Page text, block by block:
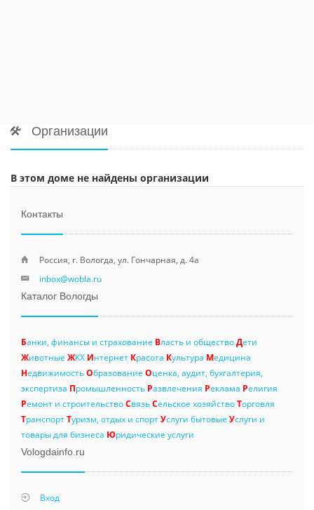
Организации
В этом доме не найдены организации
Контакты
Россия, г. Вологда, ул. Гончарная, д. 4а
inbox@wobla.ru
Каталог Вологды
Банки, финансы и страхование Власть и обществоДети
Животные ЖКХ Интернет Красота Культура Медицина
НедвижимостьОбразование Оценка, аудит, бухгалтерия,
экспертиза Промышленность Развлечения Реклама Религия
Ремонт и строительствоСвязьСельское хозяйствоТорговля
ТранспортТуризм, отдых и спортУслуги бытовые Услуги и
товары для бизнеса Юридические услуги
Vologdainfo.ru
Вход